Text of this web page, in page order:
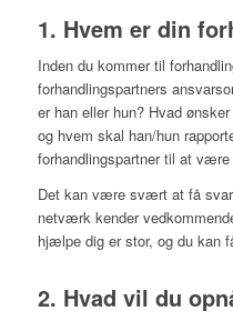
1. Hvem er din
Inden du kommer til
forhandlingspartners
er han eller hun? Hvad
og hvem skal han/hun
forhandlingspartner til at
Det kan være svært at få
netværk kender
hjælpe dig er stor, og du kan
2. Hvad vil du